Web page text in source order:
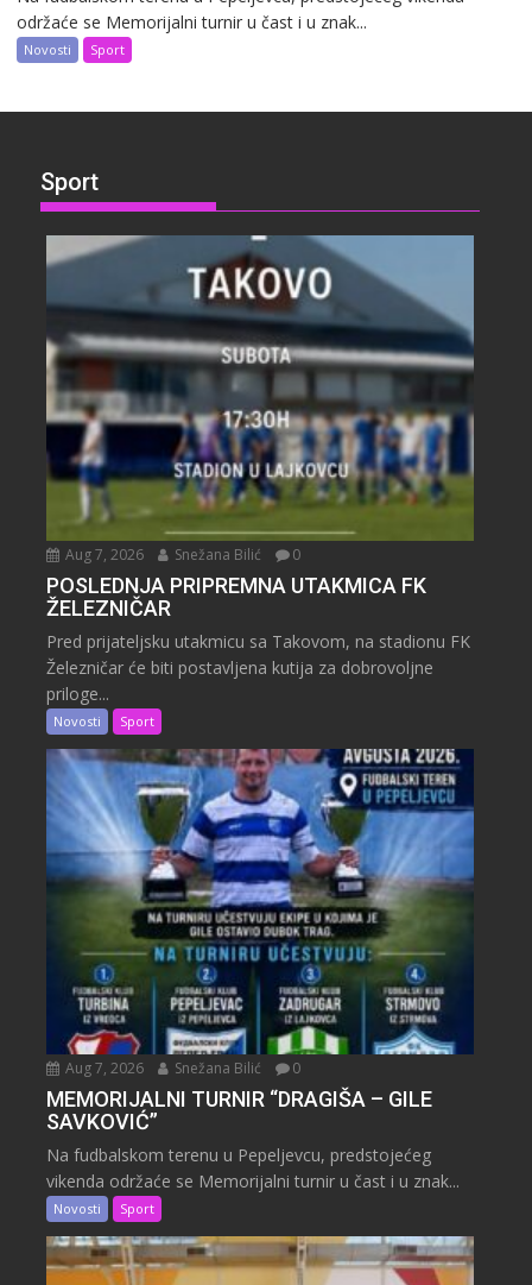
održaće se Memorijalni turnir u čast i u znak...
Novosti Sport
Sport
Aug 7, 2026 Snežana Bilić 0
POSLEDNJA PRIPREMNA UTAKMICA FK
ŽELEZNIČAR
Pred prijateljsku utakmicu sa Takovom, na stadionu FK
Železničar će biti postavljena kutija za dobrovoljne
priloge...
Novosti Sport
Aug 7, 2026 Snežana Bilić 0
MEMORIJALNI TURNIR “DRAGIŠA – GILE
SAVKOVIĆ”
Na fudbalskom terenu u Pepeljevcu, predstojećeg
vikenda održaće se Memorijalni turnir u čast i u znak...
Novosti Sport